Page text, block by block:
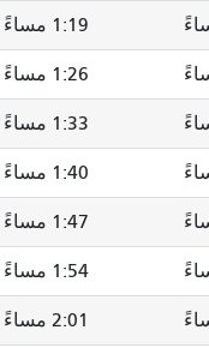
1:19 مساءً
1:26 مساءً
1:33 مساءً
1:40 مساءً
1:47 مساءً
1:54 مساءً
2:01 مساءً